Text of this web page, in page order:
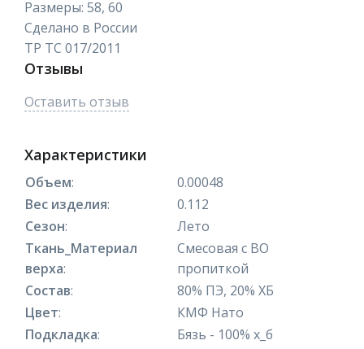
Размеры: 58, 60
Сделано в России
ТР ТС 017/2011
Отзывы
Оставить отзыв
Характеристики
Объем:
0.00048
Вес изделия:
0.112
Сезон:
Лето
Ткань_Материал
верха:
Смесовая с ВО
пропиткой
Состав:
80% ПЭ, 20% ХБ
Цвет:
КМФ Нато
Подкладка: Бязь - 100% х_б